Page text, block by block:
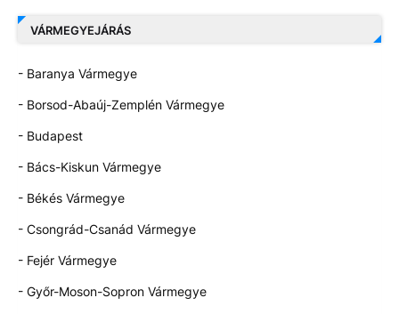
VÁRMEGYEJÁRÁS
- Baranya Vármegye
- Borsod-Abaúj-Zemplén Vármegye
- Budapest
- Bács-Kiskun Vármegye
- Békés Vármegye
- Csongrád-Csanád Vármegye
- Fejér Vármegye
- Győr-Moson-Sopron Vármegye